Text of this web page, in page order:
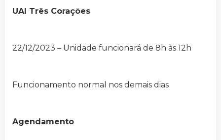
UAI Três Corações
22/12/2023 – Unidade funcionará de 8h às 12h
Funcionamento normal nos demais dias
Agendamento